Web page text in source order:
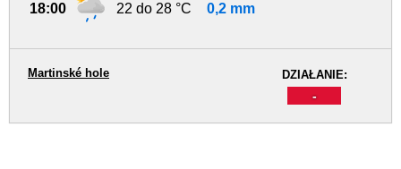
18:00 22 do 28 °C 0,2 mm
DZIAŁANIE:
-
Martinské hole